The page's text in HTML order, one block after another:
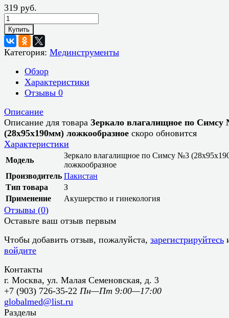
319 руб.
Купить
Категория: Мединструменты
Обзор
Характеристики
Отзывы 0
Описание
Описание для товара Зеркало влагалищное по Симсу
(28х95х190мм) ложкообразное скоро обновится
Характеристики
Модель
Зеркало влагалищное по Симсу №3
ложкообразное
Производитель Пакистан
Тип товара
З
Применение
Акушерство и гинекология
Отзывы (0)
Оставьте ваш отзыв первым
Чтобы добавить отзыв, пожалуйста, зарегистрируйтесь
войдите
Контакты
г. Москва, ул. Малая Семеновская, д. 3
+7 (903) 726-35-22 Пн—Пт 9:00—17:00
globalmed@list.ru
Разделы